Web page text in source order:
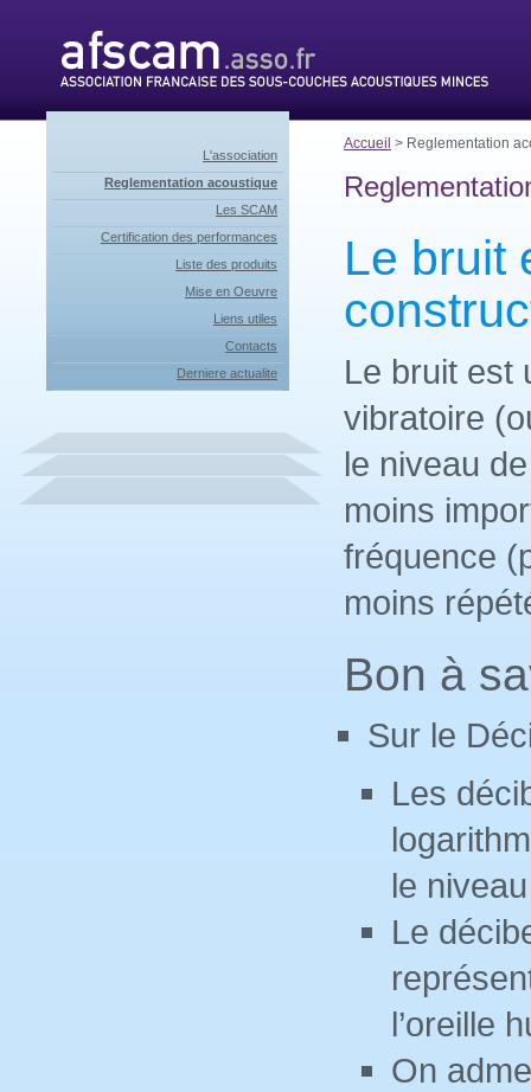
L'association
Reglementation acoustique
Les SCAM
Certification des performances
Liste des produits
Mise en Oeuvre
Liens utiles
Contacts
Derniere actualite
Accueil > Reglementation
Le bruit
Le bruit est
vibratoire
le niveau
moins
fréquence
moins
Bon à
Sur le
Les
le
Le
l’oreille
On